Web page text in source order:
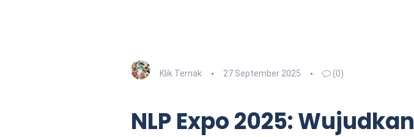
Klik Ternak 27 September 2025 (0)
NLP Expo 2025: Wujudkan